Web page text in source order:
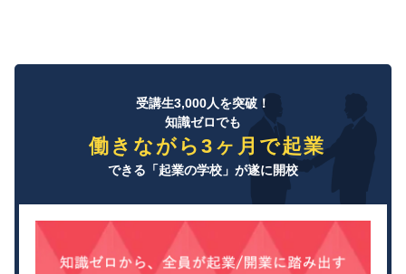
受講生3,000人を突破！
知識ゼロでも
働きながら3ヶ月で起業
できる「起業の学校」が遂に開校